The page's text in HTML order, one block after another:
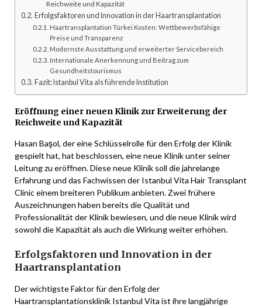
Reichweite und Kapazität
Erfolgsfaktoren und Innovation in der Haartransplantation
Haartransplantation Türkei Kosten: Wettbewerbsfähige
Preise und Transparenz
Modernste Ausstattung und erweiterter Servicebereich
Internationale Anerkennung und Beitrag zum
Gesundheitstourismus
Fazit: Istanbul Vita als führende Institution
Eröffnung einer neuen Klinik zur Erweiterung der
Reichweite und Kapazität
Hasan Başol, der eine Schlüsselrolle für den Erfolg der Klinik
gespielt hat, hat beschlossen, eine neue Klinik unter seiner
Leitung zu eröffnen. Diese neue Klinik soll die jahrelange
Erfahrung und das Fachwissen der Istanbul Vita Hair Transplant
Clinic einem breiteren Publikum anbieten. Zwei frühere
Auszeichnungen haben bereits die Qualität und
Professionalität der Klinik bewiesen, und die neue Klinik wird
sowohl die Kapazität als auch die Wirkung weiter erhöhen.
Erfolgsfaktoren und Innovation in der
Haartransplantation
Der wichtigste Faktor für den Erfolg der
Haartransplantationsklinik Istanbul Vita ist ihre langjährige